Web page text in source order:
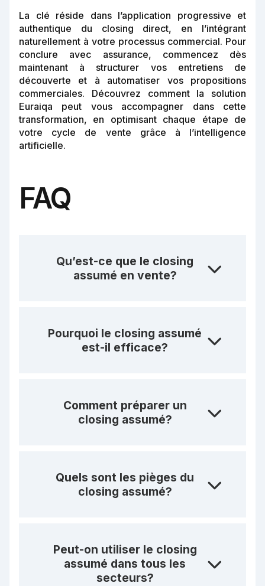
La clé réside dans l’application progressive et
authentique du closing direct, en l’intégrant
naturellement à votre processus commercial. Pour
conclure avec assurance, commencez dès
maintenant à structurer vos entretiens de
découverte et à automatiser vos propositions
commerciales. Découvrez comment la solution
Euraiqa peut vous accompagner dans cette
transformation, en optimisant chaque étape de
votre cycle de vente grâce à l’intelligence
artificielle.
FAQ
Qu’est-ce que le closing
assumé en vente?
Pourquoi le closing assumé
est-il efficace?
Comment préparer un
closing assumé?
Quels sont les pièges du
closing assumé?
Peut-on utiliser le closing
assumé dans tous les
secteurs?